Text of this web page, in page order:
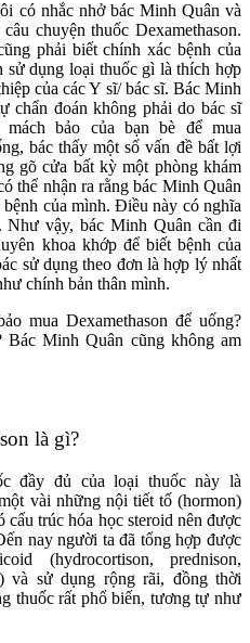
có nhắc nhở bác Minh Quân và
chuyện thuốc Dexamethason.
phải biết chính xác bệnh của
sử dụng loại thuốc gì là thích hợp
của các Y sĩ/ bác sĩ. Bác Minh
chẩn đoán không phải do bác sĩ
bảo của bạn bè để mua
bác thấy một số vấn đề bất lợi
gõ cửa bất kỳ một phòng khám
thể nhận ra rằng bác Minh Quân
của mình. Điều này có nghĩa
Như vậy, bác Minh Quân cần đi
khoa khớp để biết bệnh của
sử dụng theo đơn là hợp lý nhất
chính bản thân mình.
mua Dexamethason để uống?
Bác Minh Quân cũng không am
là gì?
đầy đủ của loại thuốc này là
vài những nội tiết tố (hormon)
cấu trúc hóa học steroid nên được
nay người ta đã tổng hợp được
(hydrocortison, prednison,
và sử dụng rộng rãi, đồng thời
thuốc rất phổ biến, tương tự như